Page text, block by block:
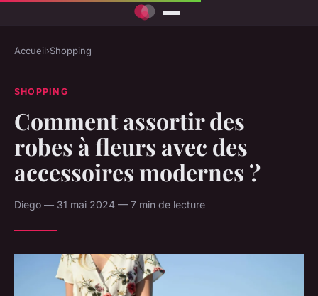
Accueil›Shopping
SHOPPING
Comment assortir des
robes à fleurs avec des
accessoires modernes ?
Diego — 31 mai 2024 — 7 min de lecture